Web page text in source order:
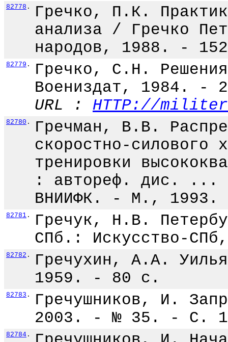
82778 .
Гречко, П.К.
анализа / Гречко
народов, 1988. -
82779 .
Гречко, С.Н.
Воениздат, 1984. -
URL : HTTP://
82780 .
Гречман, В.В.
скоростно-силового
тренировки
: автореф. дис. ...
ВНИИФК. - М.,
82781 .
Гречук, Н.В.
СПб.: Искусство-
82782 .
Гречухин, А.А.
1959. - 80 с.
82783 .
Гречушников, И.
2003. - № 35. - С.
82784 .